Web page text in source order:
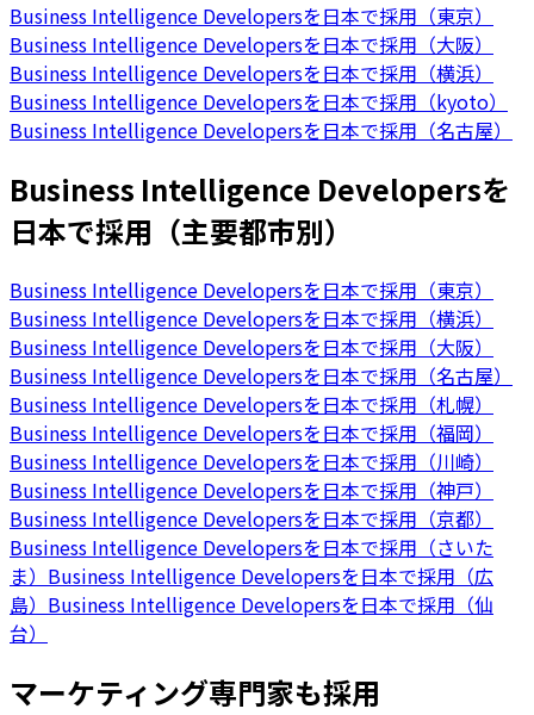
Business Intelligence Developersを日本で採用（東京）
Business Intelligence Developersを日本で採用（大阪）
Business Intelligence Developersを日本で採用（横浜）
Business Intelligence Developersを日本で採用（kyoto）
Business Intelligence Developersを日本で採用（名古屋）
Business Intelligence Developersを
日本で採用（主要都市別）
Business Intelligence Developersを日本で採用（東京）
Business Intelligence Developersを日本で採用（横浜）
Business Intelligence Developersを日本で採用（大阪）
Business Intelligence Developersを日本で採用（名古屋）
Business Intelligence Developersを日本で採用（札幌）
Business Intelligence Developersを日本で採用（福岡）
Business Intelligence Developersを日本で採用（川崎）
Business Intelligence Developersを日本で採用（神戸）
Business Intelligence Developersを日本で採用（京都）
Business Intelligence Developersを日本で採用（さいた
ま） Business Intelligence Developersを日本で採用（広
島） Business Intelligence Developersを日本で採用（仙
台）
マーケティング専門家も採用